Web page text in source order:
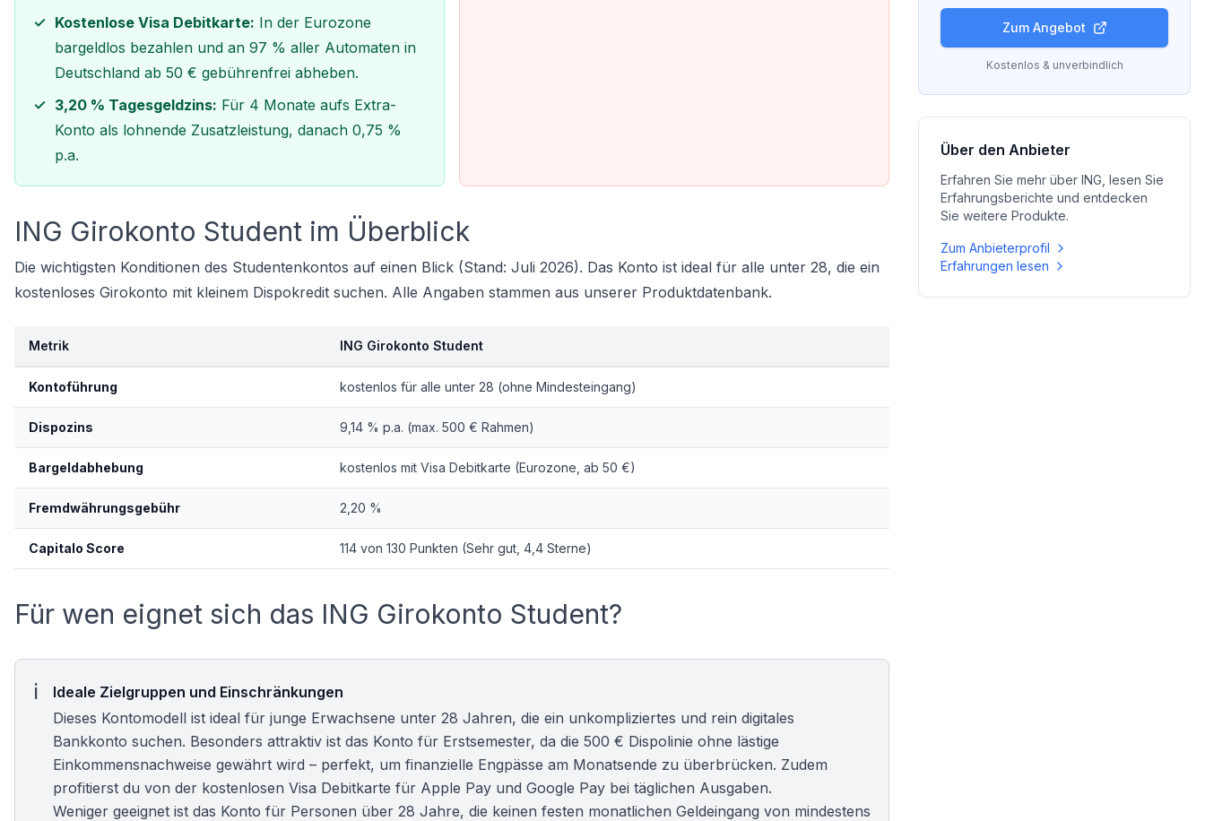
Kostenlose Visa Debitkarte: In der Eurozone
bargeldlos bezahlen und an 97 % aller Automaten in
Deutschland ab 50 € gebührenfrei abheben.
3,20 % Tagesgeldzins: Für 4 Monate aufs Extra-
Konto als lohnende Zusatzleistung, danach 0,75 %
p.a.
ING Girokonto Student im Überblick
Die wichtigsten Konditionen des Studentenkontos auf einen Blick (Stand: Juli 2026). Das Konto ist ideal für alle unter 28, die ein
kostenloses Girokonto mit kleinem Dispokredit suchen. Alle Angaben stammen aus unserer Produktdatenbank.
Metrik ING Girokonto Student
Kontoführung kostenlos für alle unter 28 (ohne Mindesteingang)
Dispozins 9,14 % p.a. (max. 500 € Rahmen)
Bargeldabhebung kostenlos mit Visa Debitkarte (Eurozone, ab 50 €)
Fremdwährungsgebühr 2,20 %
Capitalo Score 114 von 130 Punkten (Sehr gut, 4,4 Sterne)
Für wen eignet sich das ING Girokonto Student?
Ideale Zielgruppen und Einschränkungen
Dieses Kontomodell ist ideal für junge Erwachsene unter 28 Jahren, die ein unkompliziertes und rein digitales
Bankkonto suchen. Besonders attraktiv ist das Konto für Erstsemester, da die 500 € Dispolinie ohne lästige
Einkommensnachweise gewährt wird – perfekt, um finanzielle Engpässe am Monatsende zu überbrücken. Zudem
profitierst du von der kostenlosen Visa Debitkarte für Apple Pay und Google Pay bei täglichen Ausgaben.
Weniger geeignet ist das Konto für Personen über 28 Jahre, die keinen festen monatlichen Geldeingang von mindestens
Zum Angebot
Kostenlos & unverbindlich
Über den Anbieter
Erfahren Sie mehr über ING , lesen Sie
Erfahrungsberichte und entdecken
Sie weitere Produkte.
Zum Anbieterprofil
Erfahrungen lesen